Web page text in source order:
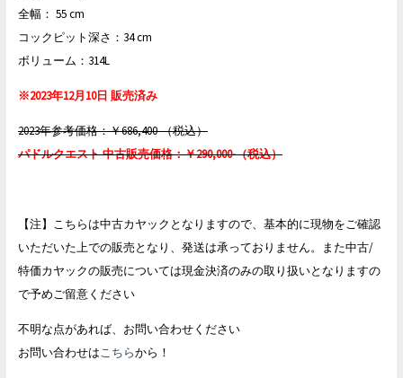
全幅： 55 cm
コックピット深さ：34 cm
ボリューム：314L
※2023年12月10日 販売済み
2023年参考価格：￥686,400-（税込）
パドルクエスト 中古販売価格：￥290,000-（税込）
【注】こちらは中古カヤックとなりますので、基本的に現物をご確認
いただいた上での販売となり、発送は承っておりません。また中古/
特価カヤックの販売については現金決済のみの取り扱いとなりますの
で予めご留意ください
不明な点があれば、お問い合わせください
お問い合わせはこちらから！